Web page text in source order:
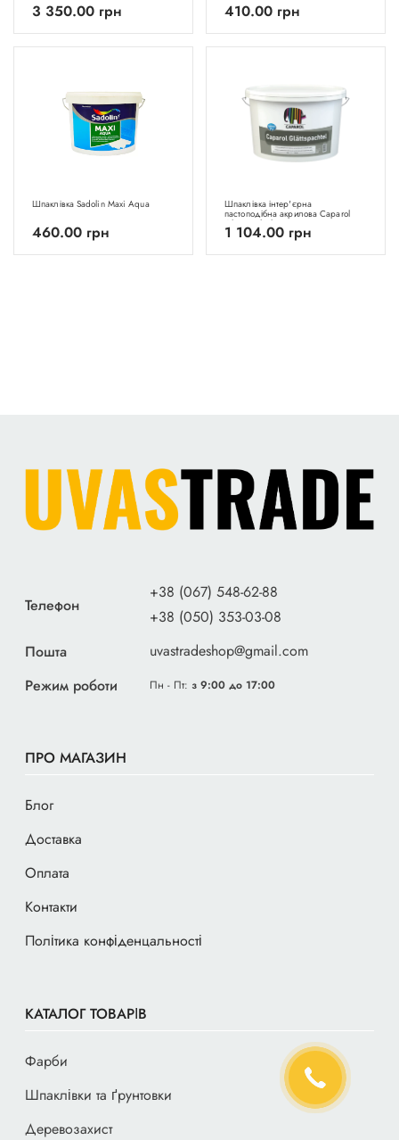
3 350.00 грн 410.00 грн
Шпаклівка Sadolin Maxi Aqua
460.00 грн
Шпаклівка інтер'єрна
пастоподібна акрилова Caparol
Glättspachtel
1 104.00 грн
Телефон
+38 (067) 548-62-88
+38 (050) 353-03-08
Пошта
uvastradeshop@gmail.com
Режим роботи
Пн - Пт: з 9:00 до 17:00
ПРО МАГАЗИН
Блог
Доставка
Оплата
Контакти
Політика конфіденцальності
КАТАЛОГ ТОВАРІВ
Фарби
Шпаклівки та ґрунтовки
Деревозахист